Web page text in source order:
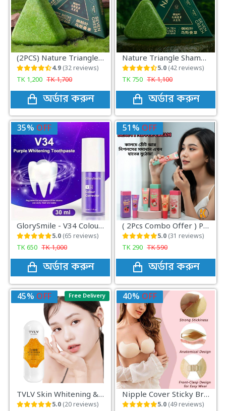
(2PCS) Nature Triangle Shampoo Bar
4.9 (32 reviews)
TK 1,200 TK1,700
অর্ডার করুন
Nature Triangle Shampoo Bar
5.0 (42 reviews)
TK 750 TK1,100
অর্ডার করুন
35% OFF
GlorySmile - V34 Colour Correcting Whitening Toothpaste(30ml)
5.0 (65 reviews)
TK650 TK1,000
অর্ডার করুন
51% OFF
( 2Pcs Combo Offer ) Peinfen Lip Nipple Cream
5.0 (31 reviews)
TK 290 TK590
অর্ডার করুন
Free Delivery
45% OFF
TVLV Skin Whitening & Anti-Wrinkle Moisturizing Gold Serum
5.0 (20 reviews)
40% OFF
Nipple Cover Sticky Bra Seamless, secure, and perfect for any backless outfit
5.0 (49 reviews)